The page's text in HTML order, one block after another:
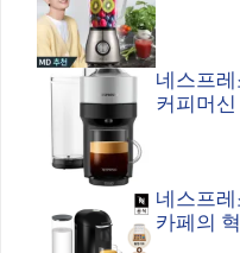
네스프
커피머
네스프
카페의